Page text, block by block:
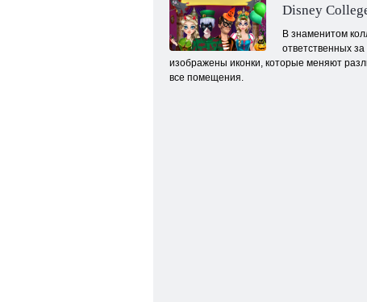
Disney
В знаменитом
ответственных
изображены иконки, которые меняют
все помещения.